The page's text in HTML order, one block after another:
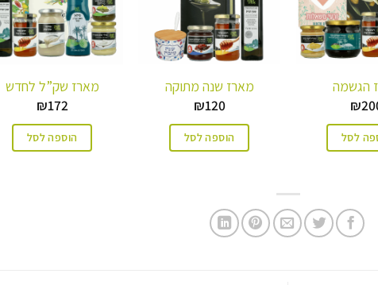
הגשמה
₪
לסל
מארז שנה מתוקה
₪120
הוספה לסל
מארז שק”ל לחדש
₪172
הוספה לסל